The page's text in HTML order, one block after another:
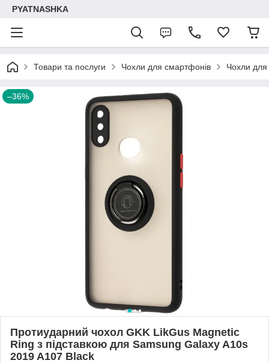
PYATNASHKA
Товари та послуги Чохли для смартфонів Чохли
–36%
Протиударний чохол GKK LikGus Magnetic
Ring з підставкою для Samsung Galaxy A10s
2019 A107 Black